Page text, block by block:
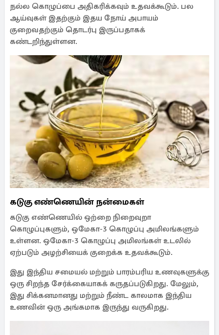
நல்ல கொழுப்பை அதிகரிக்கவும் உதவக்கூடும். பல
ஆய்வுகள் இதற்கும் இதய நோய் அபாயம்
குறைவதற்கும் தொடர்பு இருப்பதாகக்
கண்டறிந்துள்ளன.
கடுகு எண்ணெயின் நன்மைகள்
கடுகு எண்ணெயில் ஒற்றை நிறைவுறா
கொழுப்புகளும், ஒமேகா-3 கொழுப்பு அமிலங்களும்
உள்ளன. ஒமேகா-3 கொழுப்பு அமிலங்கள் உடலில்
ஏற்படும் அழற்சியைக் குறைக்க உதவக்கூடும்.
இது இந்திய சமையல் மற்றும் பாரம்பரிய உணவுகளுக்கு
ஒரு சிறந்த சேர்க்கையாகக் கருதப்படுகிறது. மேலும்,
இது சிக்கனமானது மற்றும் நீண்ட காலமாக இந்திய
உணவின் ஒரு அங்கமாக இருந்து வருகிறது.